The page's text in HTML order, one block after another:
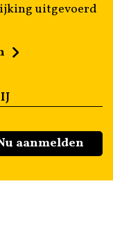
uitgevoerd
aanmelden